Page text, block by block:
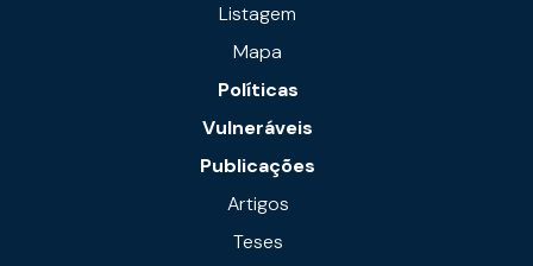
Listagem
Mapa
Políticas
Vulneráveis
Publicações
Artigos
Teses